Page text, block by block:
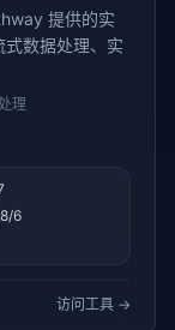
提供的实
式数据处理、实
理
6
访问工具 →